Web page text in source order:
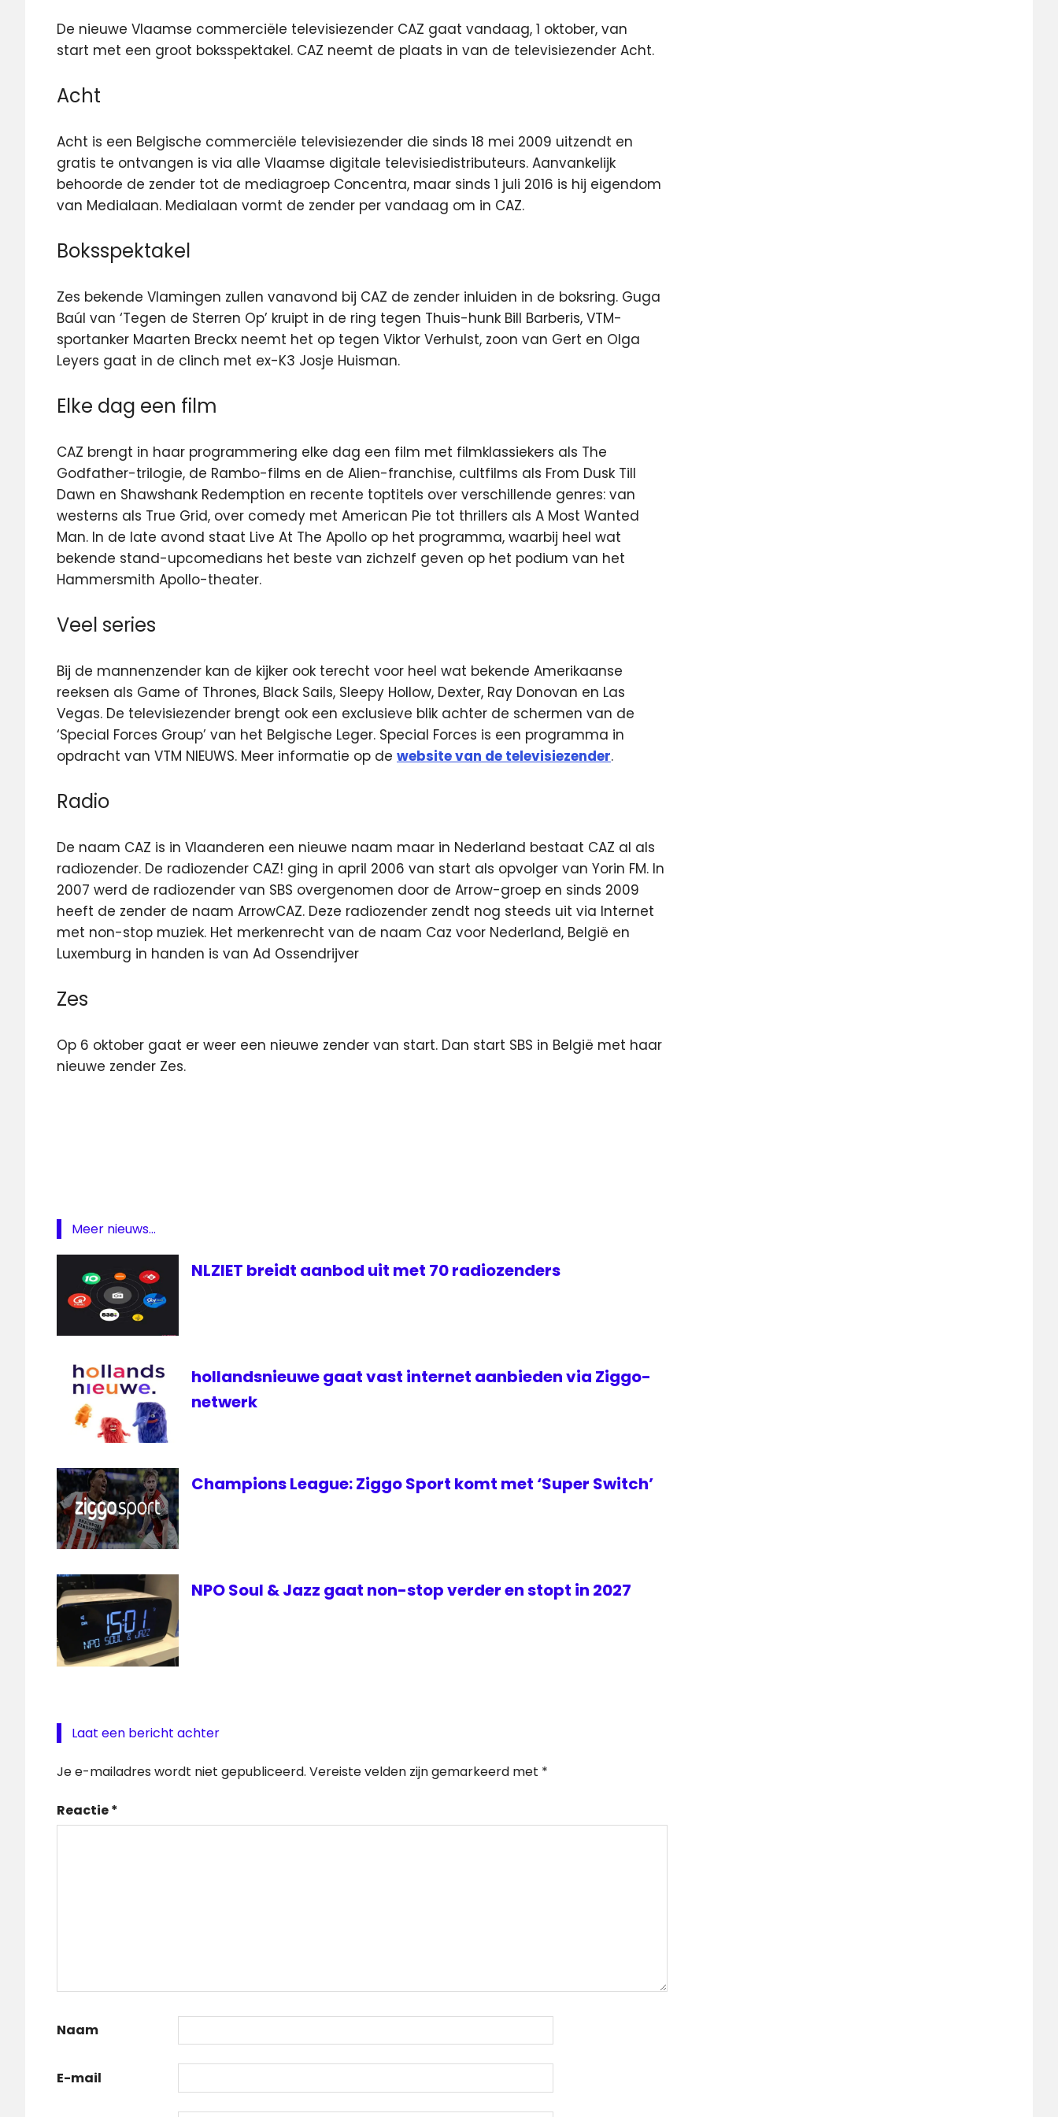
De nieuwe Vlaamse commerciële televisiezender CAZ gaat vandaag, 1 oktober, van
start met een groot boksspektakel. CAZ neemt de plaats in van de televisiezender Acht.
Acht
Acht is een Belgische commerciële televisiezender die sinds 18 mei 2009 uitzendt en
gratis te ontvangen is via alle Vlaamse digitale televisiedistributeurs. Aanvankelijk
behoorde de zender tot de mediagroep Concentra, maar sinds 1 juli 2016 is hij eigendom
van Medialaan. Medialaan vormt de zender per vandaag om in CAZ.
Boksspektakel
Zes bekende Vlamingen zullen vanavond bij CAZ de zender inluiden in de boksring. Guga
Baúl van ‘Tegen de Sterren Op’ kruipt in de ring tegen Thuis-hunk Bill Barberis, VTM-
sportanker Maarten Breckx neemt het op tegen Viktor Verhulst, zoon van Gert en Olga
Leyers gaat in de clinch met ex-K3 Josje Huisman.
Elke dag een film
CAZ brengt in haar programmering elke dag een film met filmklassiekers als The
Godfather-trilogie, de Rambo-films en de Alien-franchise, cultfilms als From Dusk Till
Dawn en Shawshank Redemption en recente toptitels over verschillende genres: van
westerns als True Grid, over comedy met American Pie tot thrillers als A Most Wanted
Man. In de late avond staat Live At The Apollo op het programma, waarbij heel wat
bekende stand-upcomedians het beste van zichzelf geven op het podium van het
Hammersmith Apollo-theater.
Veel series
Bij de mannenzender kan de kijker ook terecht voor heel wat bekende Amerikaanse
reeksen als Game of Thrones, Black Sails, Sleepy Hollow, Dexter, Ray Donovan en Las
Vegas. De televisiezender brengt ook een exclusieve blik achter de schermen van de
‘Special Forces Group’ van het Belgische Leger. Special Forces is een programma in
opdracht van VTM NIEUWS. Meer informatie op de website van de televisiezender.
Radio
De naam CAZ is in Vlaanderen een nieuwe naam maar in Nederland bestaat CAZ al als
radiozender. De radiozender CAZ! ging in april 2006 van start als opvolger van Yorin FM. In
2007 werd de radiozender van SBS overgenomen door de Arrow-groep en sinds 2009
heeft de zender de naam ArrowCAZ. Deze radiozender zendt nog steeds uit via Internet
met non-stop muziek. Het merkenrecht van de naam Caz voor Nederland, België en
Luxemburg in handen is van Ad Ossendrijver
Zes
Op 6 oktober gaat er weer een nieuwe zender van start. Dan start SBS in België met haar
nieuwe zender Zes.
televisie
Vlaanderen
Meer nieuws...
NLZIET breidt aanbod uit met 70 radiozenders
hollandsnieuwe gaat vast internet aanbieden via Ziggo-
netwerk
Champions League: Ziggo Sport komt met ‘Super Switch’
NPO Soul & Jazz gaat non-stop verder en stopt in 2027
Laat een bericht achter
Je e-mailadres wordt niet gepubliceerd. Vereiste velden zijn gemarkeerd met *
Reactie*
Naam
E-mail